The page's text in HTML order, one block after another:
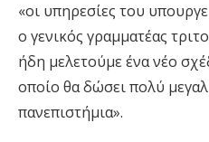
«οι υπηρεσίες του
ο γενικός γραμματέας
ήδη μελετούμε ένα νέο
οποίο θα δώσει πολύ
πανεπιστήμια».